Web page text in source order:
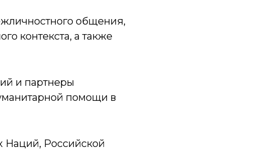
общения,
контекста, а также
и партнеры
помощи в
Наций, Российской